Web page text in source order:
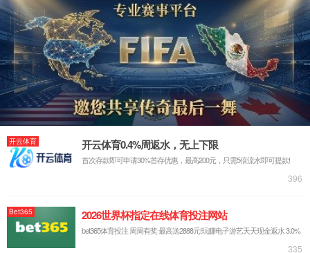
最新新闻:
2026/02/24乐清市委书记戴旭强赴1862金沙集团开展新春慰问
2026/01/26 浓情腊八，粥暖人心 | 1862金沙集团开展腊八节送
2026/01/05 乐清市委常委、柳市镇党委书记陈鹏一行莅临1862
2025/12/03中铁集团和机电商会领导一行莅临1862金沙集团参
2025/10/14浙江省经信厅领导一行莅临1862金沙集团调研数字
万能式断路器
工控电器
专利证书
体系认证证书
低压元器件类CQC证书
服务与支持
投诉与建议